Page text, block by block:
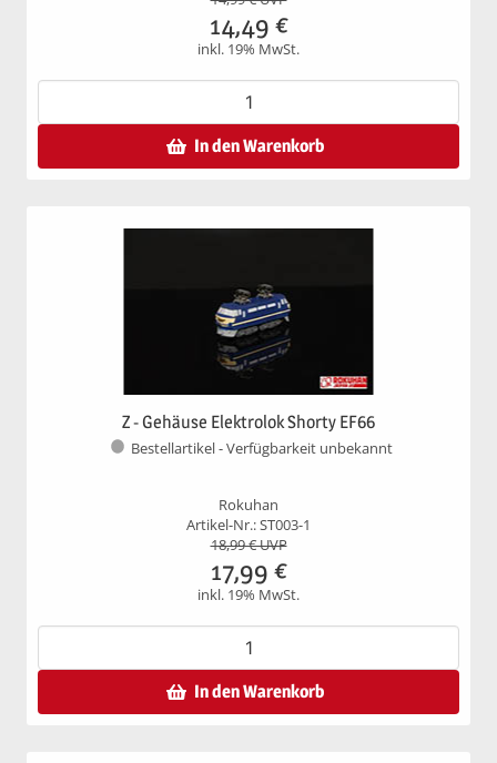
14,49 €
inkl. 19% MwSt.
In den Warenkorb
Z - Gehäuse Elektrolok Shorty EF66
Bestellartikel - Verfügbarkeit unbekannt
Rokuhan
Artikel-Nr.: ST003-1
18,99€ UVP
17,99 €
inkl. 19% MwSt.
In den Warenkorb